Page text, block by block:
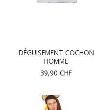
DÉGUISEMENT COCHON
HOMME
39,90 CHF